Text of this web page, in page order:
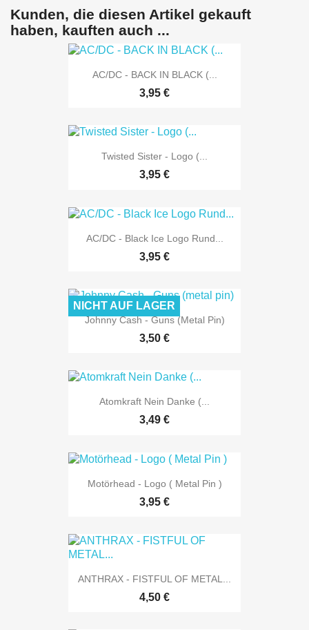
Kunden, die diesen Artikel gekauft
haben, kauften auch ...
AC/DC - BACK IN BLACK (...
3,95 €
Twisted Sister - Logo (...
3,95 €
AC/DC - Black Ice Logo Rund...
3,95 €
Johnny Cash - Guns (metal Pin)
3,50 €
NICHT AUF LAGER
Atomkraft Nein Danke (...
3,49 €
Motörhead - Logo ( Metal Pin )
3,95 €
ANTHRAX - FISTFUL OF METAL...
4,50 €